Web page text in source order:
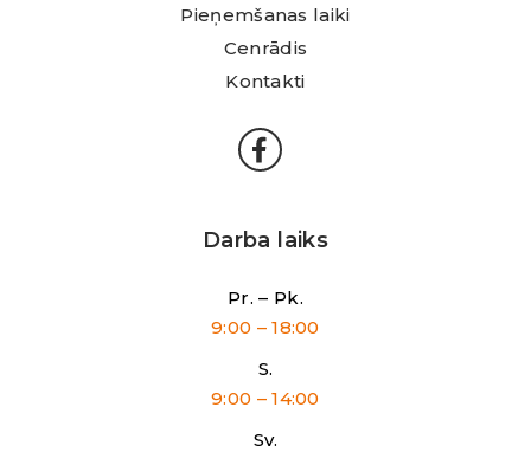
Pieņemšanas laiki
Cenrādis
Kontakti
Darba laiks
Pr. – Pk.
9:00 – 18:00
S.
9:00 – 14:00
Sv.